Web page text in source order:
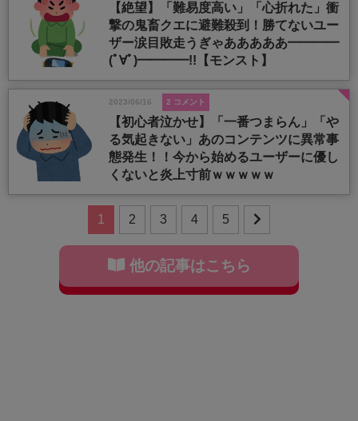
【絶望】「難易度高い」「心折れた」衝
撃の鬼畜クエに避難殺到！勝てないユー
ザー涙目敗走うぎゃあああああ━━━━
(ﾟ∀ﾟ)━━━━!!【モンスト】
2023/06/16 2 コメント
【初心者泣かせ】「一番つまらん」「や
る気起きない」あのコンテンツに異常事
態発生！！今から始めるユーザーに優し
くないと炎上寸前ｗｗｗｗｗ
1 2 3 4 5
他の記事はこちら